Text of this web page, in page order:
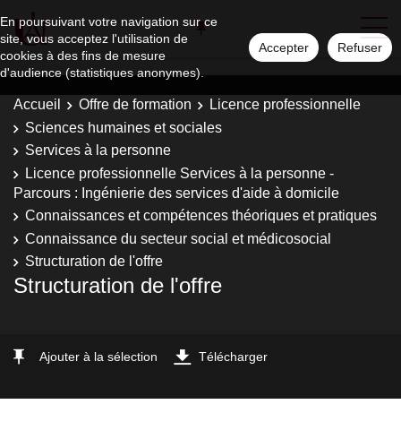
En poursuivant votre navigation sur ce
site, vous acceptez l'utilisation de
cookies à des fins de mesure
d'audience (statistiques anonymes).
Accepter Refuser
Accueil Offre de formation
Licence professionnelle
Sciences humaines et sociales
Services à la personne
Licence professionnelle Services à la personne -
Parcours : Ingénierie des services d'aide à domicile
Connaissances et compétences théoriques et pratiques
Connaissance du secteur social et médicosocial
Structuration de l'offre
Structuration de l'offre
Ajouter à la sélection Télécharger